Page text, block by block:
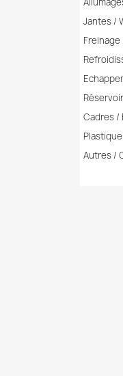
Jantes /
Freinage
Cadres /
Autres /